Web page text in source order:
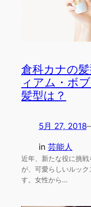
倉科カナの
ィアム・ボ
髪型は？
5月 27, 2018
in 芸能人
近年、新たな役に挑
が、可愛らしいルッ
す。女性から…